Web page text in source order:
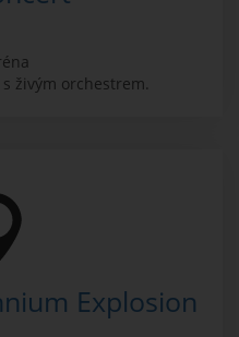
živým orchestrem.
Explosion